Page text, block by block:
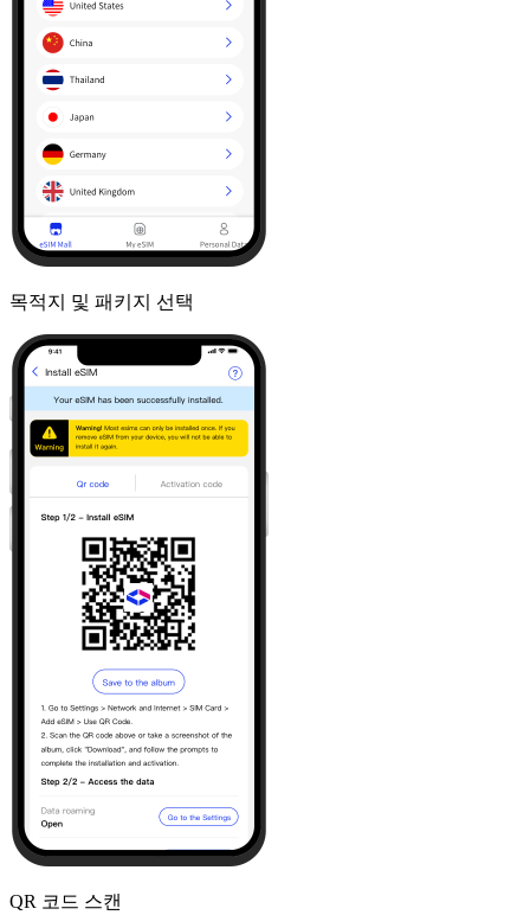
목적지 및 패키지 선택
QR 코드 스캔